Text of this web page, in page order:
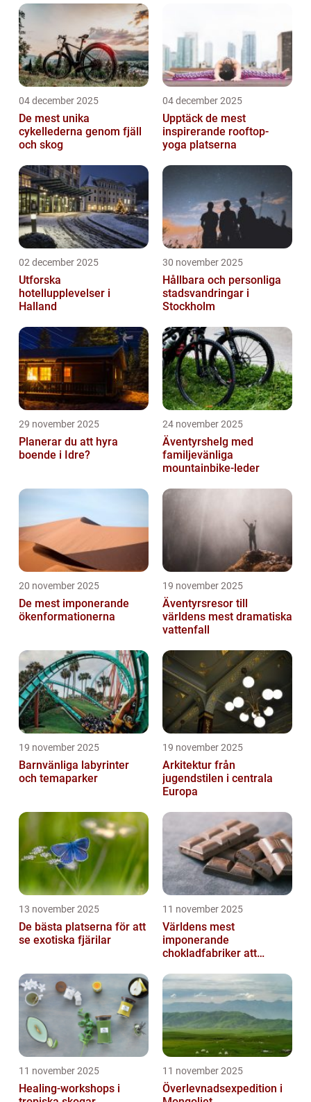
04 december 2025
De mest unika
cykellederna genom fjäll
och skog
04 december 2025
Upptäck de mest
inspirerande rooftop-
yoga platserna
02 december 2025
Utforska
hotellupplevelser i
Halland
30 november 2025
Hållbara och personliga
stadsvandringar i
Stockholm
29 november 2025
Planerar du att hyra
boende i Idre?
24 november 2025
Äventyrshelg med
familjevänliga
mountainbike-leder
20 november 2025
De mest imponerande
ökenformationerna
19 november 2025
Äventyrsresor till
världens mest dramatiska
vattenfall
19 november 2025
Barnvänliga labyrinter
och temaparker
19 november 2025
Arkitektur från
jugendstilen i centrala
Europa
13 november 2025
De bästa platserna för att
se exotiska fjärilar
11 november 2025
Världens mest
imponerande
chokladfabriker att
11 november 2025
Healing-workshops i
11 november 2025
Överlevnadsexpedition i